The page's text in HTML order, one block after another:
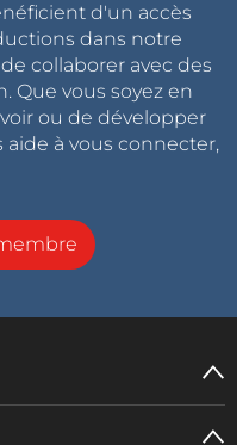
d'un accès
dans notre
collaborer avec des
Que vous soyez en
ou de développer
à vous connecter,